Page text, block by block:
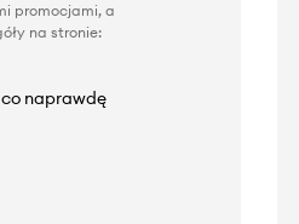
promocjami, a
na stronie:
naprawdę